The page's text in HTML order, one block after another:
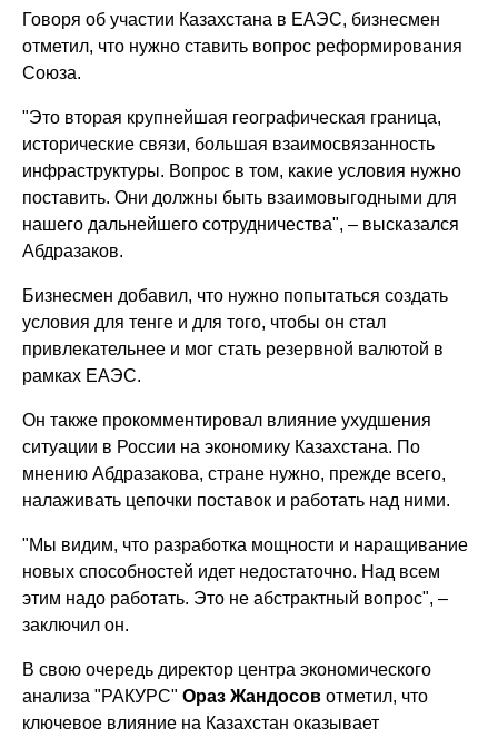
Говоря об участии Казахстана в ЕАЭС, бизнесмен
отметил, что нужно ставить вопрос реформирования
Союза.
"Это вторая крупнейшая географическая граница,
исторические связи, большая взаимосвязанность
инфраструктуры. Вопрос в том, какие условия нужно
поставить. Они должны быть взаимовыгодными для
нашего дальнейшего сотрудничества", – высказался
Абдразаков.
Бизнесмен добавил, что нужно попытаться создать
условия для тенге и для того, чтобы он стал
привлекательнее и мог стать резервной валютой в
рамках ЕАЭС.
Он также прокомментировал влияние ухудшения
ситуации в России на экономику Казахстана. По
мнению Абдразакова, стране нужно, прежде всего,
налаживать цепочки поставок и работать над ними.
"Мы видим, что разработка мощности и наращивание
новых способностей идет недостаточно. Над всем
этим надо работать. Это не абстрактный вопрос", –
заключил он.
В свою очередь директор центра экономического
анализа "РАКУРС"Ораз Жандосов отметил, что
ключевое влияние на Казахстан оказывает